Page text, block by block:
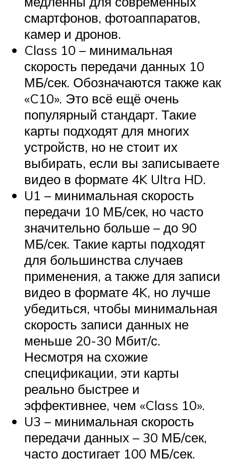
смартфонов, фотоаппаратов,
камер и дронов.
Class 10 – минимальная
скорость передачи данных 10
МБ/сек. Обозначаются также как
«C10». Это всё ещё очень
популярный стандарт. Такие
карты подходят для многих
устройств, но не стоит их
выбирать, если вы записываете
видео в формате 4K Ultra HD.
U1 – минимальная скорость
передачи 10 МБ/сек, но часто
значительно больше – до 90
МБ/сек. Такие карты подходят
для большинства случаев
применения, а также для записи
видео в формате 4K, но лучше
убедиться, чтобы минимальная
скорость записи данных не
меньше 20-30 Мбит/с.
Несмотря на схожие
спецификации, эти карты
реально быстрее и
эффективнее, чем «Class 10».
U3 – минимальная скорость
передачи данных – 30 МБ/сек,
часто достигает 100 МБ/сек.